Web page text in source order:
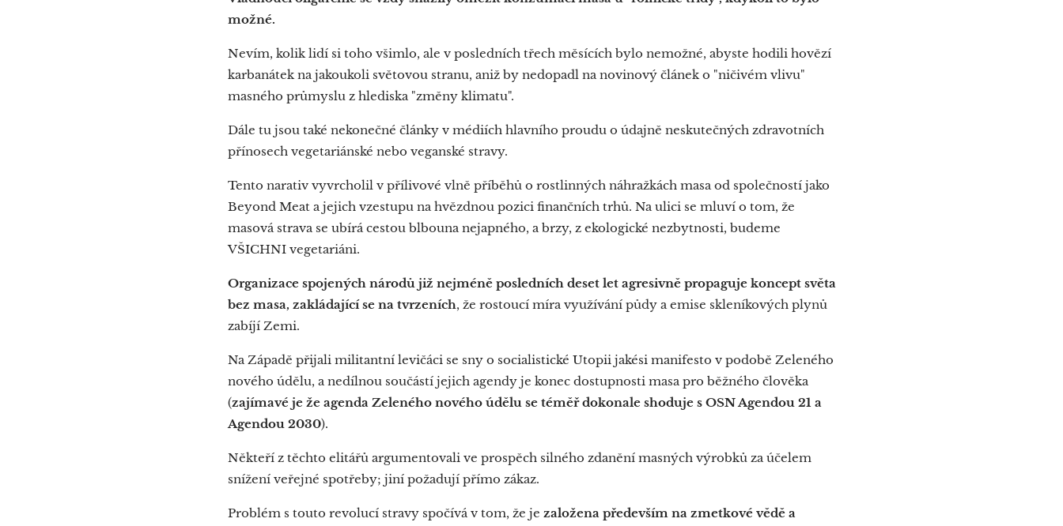
možné.
Nevím, kolik lidí si toho všimlo, ale v posledních třech měsících bylo nemožné, abyste hodili hovězí
karbanátek na jakoukoli světovou stranu, aniž by nedopadl na novinový článek o "ničivém vlivu"
masného průmyslu z hlediska "změny klimatu".
Dále tu jsou také nekonečné články v médiích hlavního proudu o údajně neskutečných zdravotních
přínosech vegetariánské nebo veganské stravy.
Tento narativ vyvrcholil v přílivové vlně příběhů o rostlinných náhražkách masa od společností jako
Beyond Meat a jejich vzestupu na hvězdnou pozici finančních trhů. Na ulici se mluví o tom, že
masová strava se ubírá cestou blbouna nejapného, a brzy, z ekologické nezbytnosti, budeme
VŠICHNI vegetariáni.
Organizace spojených národů již nejméně posledních deset let agresivně propaguje koncept světa
bez masa, zakládající se na tvrzeních, že rostoucí míra využívání půdy a emise skleníkových plynů
zabíjí Zemi.
Na Západě přijali militantní levičáci se sny o socialistické Utopii jakési manifesto v podobě Zeleného
nového údělu, a nedílnou součástí jejich agendy je konec dostupnosti masa pro běžného člověka
(zajímavé je že agenda Zeleného nového údělu se téměř dokonale shoduje s OSN Agendou 21 a
Agendou 2030).
Někteří z těchto elitářů argumentovali ve prospěch silného zdanění masných výrobků za účelem
snížení veřejné spotřeby; jiní požadují přímo zákaz.
Problém s touto revolucí stravy spočívá v tom, že je založena především na zmetkové vědě a